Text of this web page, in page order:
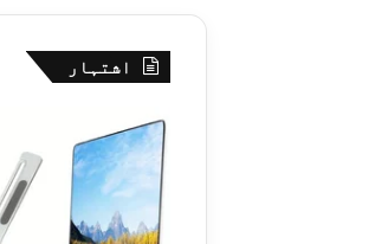
اشتہار